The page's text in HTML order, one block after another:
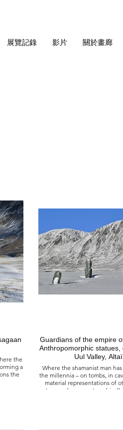
展覽記錄 影片 關於畫廊
the
a
the
Guardians of the empire
Anthropomorphic statues,
Uul Valley,
Where the shamanist man
the millennia – on tombs, in
material representations of
strange shapes, cut or